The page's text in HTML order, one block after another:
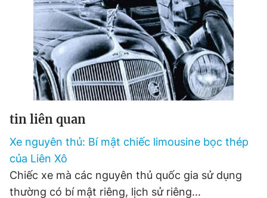
tin liên quan
Xe nguyên thủ: Bí mật chiếc limousine bọc thép
của Liên Xô
Chiếc xe mà các nguyên thủ quốc gia sử dụng
thường có bí mật riêng, lịch sử riêng...